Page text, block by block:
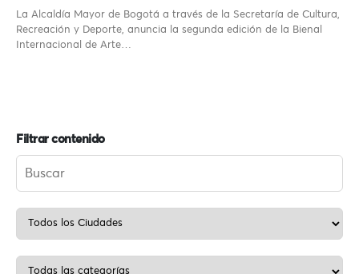
La Alcaldía Mayor de Bogotá a través de la Secretaría de Cultura,
Recreación y Deporte, anuncia la segunda edición de la Bienal
Internacional de Arte…
Filtrar contenido